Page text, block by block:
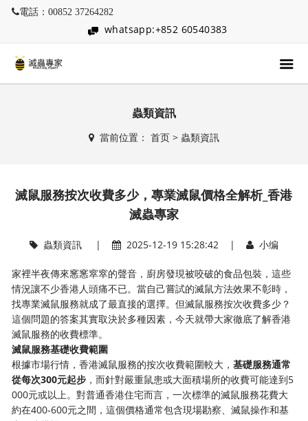
電話：00852 37264282
whatsapp:+852 60540383
蟲類資訊
當前位置： 首页> 蟲類資訊
滅鼠服務按次收費多少，專業滅鼠價格全解析_香港
滅蟲專家
蟲類資訊| 2025-12-19 15:28:42 | 小编
家裡半夜傳來窸窸窣窣的聲音，廚房發現被咬破的食品包裝，這些
情況讓不少香港人頭痛不已。當自己嘗試的滅鼠方法效果不彰時，
找專業滅鼠服務就成了最直接的選擇。但滅鼠服務按次收費多少？
這個問題的答案其實取決於多種因素，今天就帶大家徹底了解香港
滅鼠服務的收費標準。
滅鼠服務基礎收費範圍
根據市場行情，香港滅鼠服務的按次收費範圍較大，基礎服務通常
從每次300元起步 ，而針對嚴重鼠患或大面積場所的收費可能達到5
000元或以上。對普通香港住宅而言，一次標準的滅鼠服務花費大
約在400-600元之間，這個價格通常包含現場勘察、滅鼠操作和基